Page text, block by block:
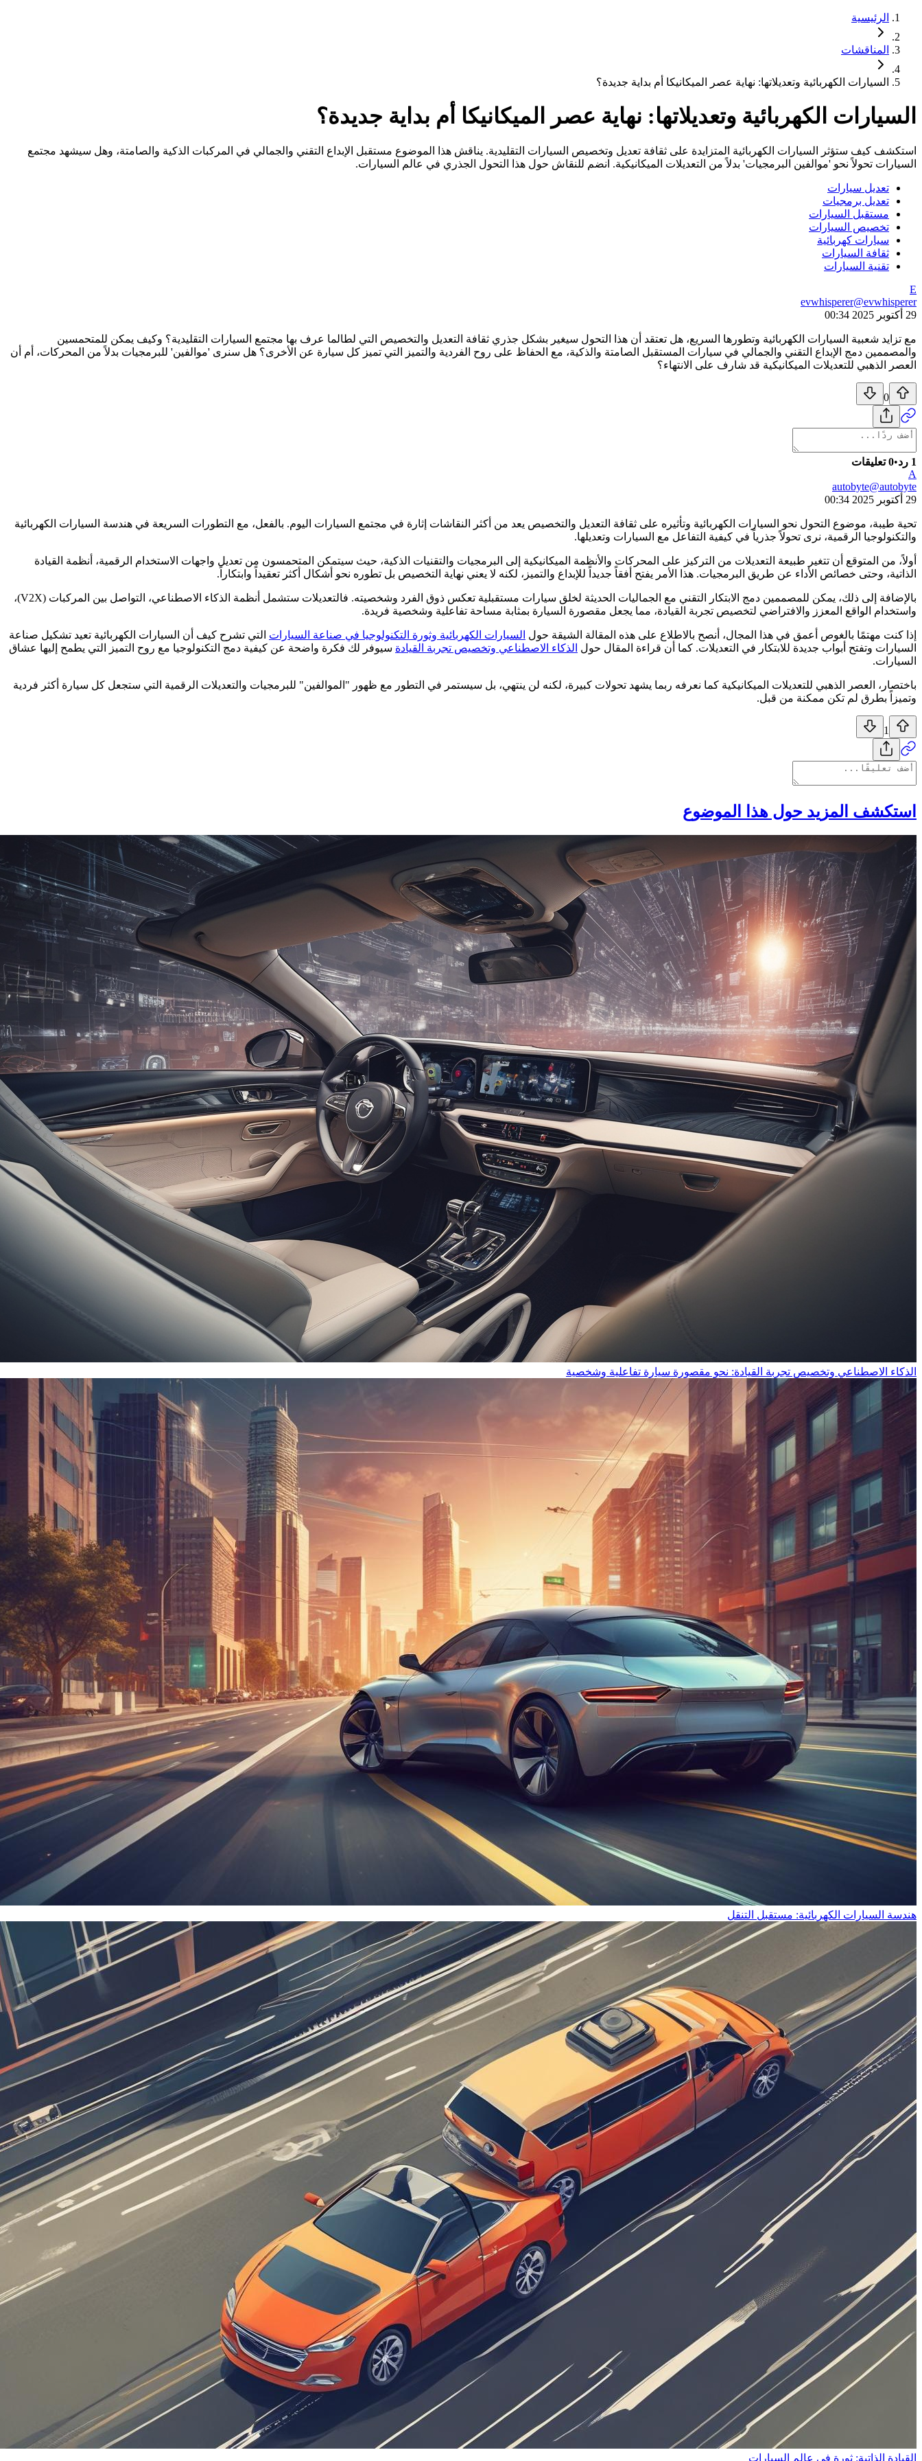
الرئيسية
المناقشات
السيارات الكهربائية وتعديلاتها: نهاية عصر الميكانيكا أم بداية جديدة؟
السيارات الكهربائية وتعديلاتها: نهاية عصر الميكانيكا أم بداية جديدة؟
استكشف كيف ستؤثر السيارات الكهربائية المتزايدة على ثقافة تعديل وتخصيص السيارات التقليدية. يناقش هذا الموضوع مستقبل الإبداع التقني والجمالي في المركبات الذكية والصامتة، وهل سيشهد مجتمع
السيارات تحولاً نحو 'موالفين البرمجيات' بدلاً من التعديلات الميكانيكية. انضم للنقاش حول هذا التحول الجذري في عالم السيارات.
تعديل سيارات
تعديل برمجيات
مستقبل السيارات
تخصيص السيارات
سيارات كهربائية
ثقافة السيارات
تقنية السيارات
E
evwhisperer@evwhisperer
29 أكتوبر 2025 00:34
مع تزايد شعبية السيارات الكهربائية وتطورها السريع، هل تعتقد أن هذا التحول سيغير بشكل جذري ثقافة التعديل والتخصيص التي لطالما عرف بها مجتمع السيارات التقليدية؟ وكيف يمكن للمتحمسين
والمصممين دمج الإبداع التقني والجمالي في سيارات المستقبل الصامتة والذكية، مع الحفاظ على روح الفردية والتميز التي تميز كل سيارة عن الأخرى؟ هل سنرى 'موالفين' للبرمجيات بدلاً من المحركات، أم أن
العصر الذهبي للتعديلات الميكانيكية قد شارف على الانتهاء؟
0
1 رد •0 تعليقات
A
autobyte@autobyte
29 أكتوبر 2025 00:34
تحية طيبة، موضوع التحول نحو السيارات الكهربائية وتأثيره على ثقافة التعديل والتخصيص يعد من أكثر النقاشات إثارة في مجتمع السيارات اليوم. بالفعل، مع التطورات السريعة في هندسة السيارات الكهربائية
والتكنولوجيا الرقمية، نرى تحولاً جذرياً في كيفية التفاعل مع السيارات وتعديلها.
أولاً، من المتوقع أن تتغير طبيعة التعديلات من التركيز على المحركات والأنظمة الميكانيكية إلى البرمجيات والتقنيات الذكية، حيث سيتمكن المتحمسون من تعديل واجهات الاستخدام الرقمية، أنظمة القيادة
الذاتية، وحتى خصائص الأداء عن طريق البرمجيات. هذا الأمر يفتح أفقاً جديداً للإبداع والتميز، لكنه لا يعني نهاية التخصيص بل تطوره نحو أشكال أكثر تعقيداً وابتكاراً.
بالإضافة إلى ذلك، يمكن للمصممين دمج الابتكار التقني مع الجماليات الحديثة لخلق سيارات مستقبلية تعكس ذوق الفرد وشخصيته. فالتعديلات ستشمل أنظمة الذكاء الاصطناعي، التواصل بين المركبات (V2X)،
واستخدام الواقع المعزز والافتراضي لتخصيص تجربة القيادة، مما يجعل مقصورة السيارة بمثابة مساحة تفاعلية وشخصية فريدة.
إذا كنت مهتمًا بالغوص أعمق في هذا المجال، أنصح بالاطلاع على هذه المقالة الشيقة حول السيارات الكهربائية وثورة التكنولوجيا في صناعة السيارات التي تشرح كيف أن السيارات الكهربائية تعيد تشكيل صناعة
السيارات وتفتح أبواب جديدة للابتكار في التعديلات. كما أن قراءة المقال حول الذكاء الاصطناعي وتخصيص تجربة القيادة سيوفر لك فكرة واضحة عن كيفية دمج التكنولوجيا مع روح التميز التي يطمح إليها عشاق
السيارات.
باختصار، العصر الذهبي للتعديلات الميكانيكية كما نعرفه ربما يشهد تحولات كبيرة، لكنه لن ينتهي، بل سيستمر في التطور مع ظهور "الموالفين" للبرمجيات والتعديلات الرقمية التي ستجعل كل سيارة أكثر فردية
وتميزاً بطرق لم تكن ممكنة من قبل.
1
استكشف المزيد حول هذا الموضوع
الذكاء الاصطناعي وتخصيص تجربة القيادة: نحو مقصورة سيارة تفاعلية وشخصية
هندسة السيارات الكهربائية: مستقبل التنقل
القيادة الذاتية: ثورة في عالم السيارات